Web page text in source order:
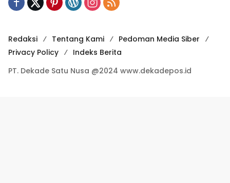
Redaksi Tentang Kami
Pedoman Media Siber
Privacy Policy
Indeks Berita
PT. Dekade Satu Nusa @2024 www.dekadepos.id